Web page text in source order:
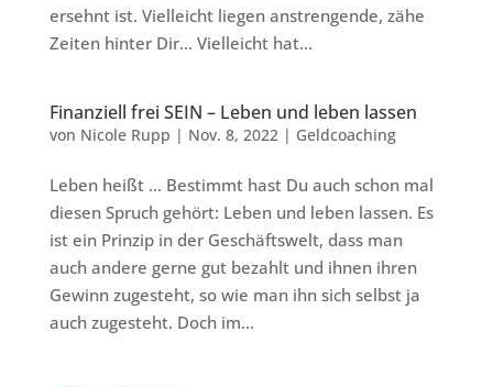
ersehnt ist. Vielleicht liegen anstrengende, zähe
Zeiten hinter Dir… Vielleicht hat...
Finanziell frei SEIN – Leben und leben lassen
von Nicole Rupp | Nov. 8, 2022| Geldcoaching
Leben heißt … Bestimmt hast Du auch schon mal
diesen Spruch gehört: Leben und leben lassen. Es
ist ein Prinzip in der Geschäftswelt, dass man
auch andere gerne gut bezahlt und ihnen ihren
Gewinn zugesteht, so wie man ihn sich selbst ja
auch zugesteht. Doch im...